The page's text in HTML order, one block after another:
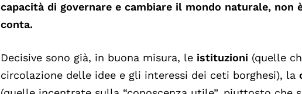
capacità di governare e cambiare il mondo naturale, non
conta.
Decisive sono già, in buona misura, le istituzioni (quelle
circolazione delle idee e gli interessi dei ceti borghesi), la